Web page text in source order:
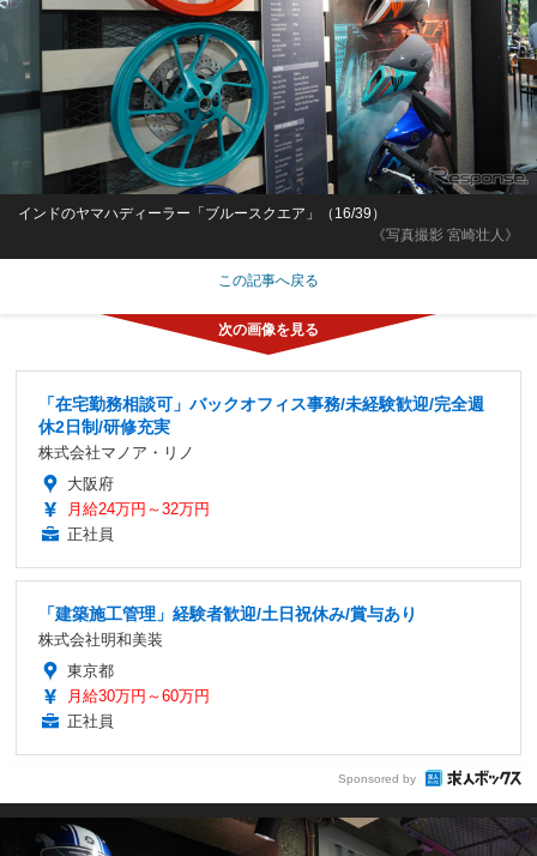
《写真撮影 宮崎壮人》
インドのヤマハディーラー「ブルースクエア」（16/39）
この記事へ戻る
「在宅勤務相談可」バックオフィス事務/未経験歓迎/完全週
休2日制/研修充実
株式会社マノア・リノ
大阪府
月給24万円～32万円
正社員
「建築施工管理」経験者歓迎/土日祝休み/賞与あり
株式会社明和美装
東京都
月給30万円～60万円
正社員
Sponsored by